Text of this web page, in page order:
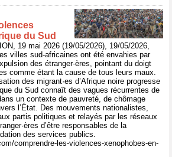
du Sud
19 mai 2026 (19/05/2026), 19/05/2026,
villes sud-africaines ont été envahies par
des étranger·ères, pointant du doigt
comme étant la cause de tous leurs maux.
des migrant·es d’Afrique noire progresse
du Sud connaît des vagues récurrentes de
un contexte de pauvreté, de chômage
l’État. Des mouvements nationalistes,
partis politiques et relayés par les réseaux
d’être responsables de la
des services publics.
comprendre-les-violences-xenophobes-en-